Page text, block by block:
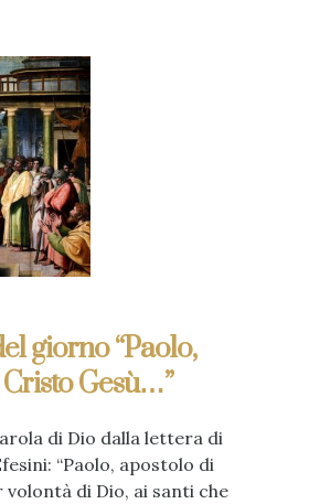
giorno “Paolo,
Gesù…”
di Dio dalla lettera di
“Paolo, apostolo di
volontà di Dio, ai santi che